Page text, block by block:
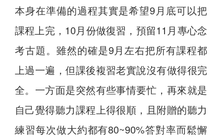
本身在準備的過程其實是希望9月底可以把
課程上完，10月份做復習，預留11月專心念
考古題。雖然的確是9月左右把所有課程都
上過一遍，但課後複習老實說沒有做得很完
全。一方面是突然有些事情要忙，再來就是
自己覺得聽力課程上得很順，且附贈的聽力
練習每次做大約都有80~90%答對率而鬆懈